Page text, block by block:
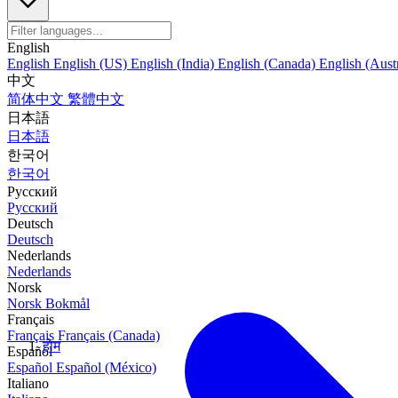
English
English English (US) English (India) English (Canada) English
中文
简体中文 繁體中文
日本語
日本語
한국어
한국어
Русский
Русский
Deutsch
Deutsch
Nederlands
Nederlands
Norsk
Norsk Bokmål
Français
Français Français (Canada)
Español
Español Español (México)
Italiano
होम